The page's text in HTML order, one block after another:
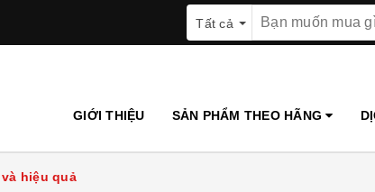
Tất cả
GIỚI THIỆU SẢN PHẨM THEO HÃNG
hiệu quả